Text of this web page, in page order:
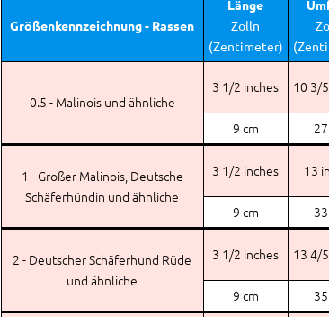
Größenkennzeichnung - Rassen
Länge
Zolln
(Zentimeter)
0.5 - Malinois und ähnliche
3 1/2 inches 10 3/
9 cm
1 - Großer Malinois, Deutsche
Schäferhündin und ähnliche
3 1/2 inches 13
9 cm
2 - Deutscher Schäferhund Rüde
und ähnliche
3 1/2 inches 13 4/
9 cm